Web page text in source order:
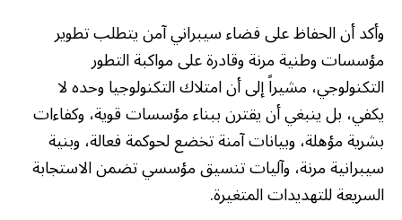
وأكد أن الحفاظ على فضاء سيبراني آمن يتطلب تطوير
مؤسسات وطنية مرنة وقادرة على مواكبة التطور
التكنولوجي، مشيراً إلى أن امتلاك التكنولوجيا وحده لا
يكفي، بل ينبغي أن يقترن ببناء مؤسسات قوية، وكفاءات
بشرية مؤهلة، وبيانات آمنة تخضع لحوكمة فعالة، وبنية
سيبرانية مرنة، وآليات تنسيق مؤسسي تضمن الاستجابة
السريعة للتهديدات المتغيرة.